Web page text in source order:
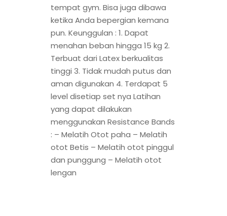
tempat gym. Bisa juga dibawa
ketika Anda bepergian kemana
pun. Keunggulan : 1. Dapat
menahan beban hingga 15 kg 2.
Terbuat dari Latex berkualitas
tinggi 3. Tidak mudah putus dan
aman digunakan 4. Terdapat 5
level disetiap set nya Latihan
yang dapat dilakukan
menggunakan Resistance Bands
: – Melatih Otot paha – Melatih
otot Betis – Melatih otot pinggul
dan punggung – Melatih otot
lengan